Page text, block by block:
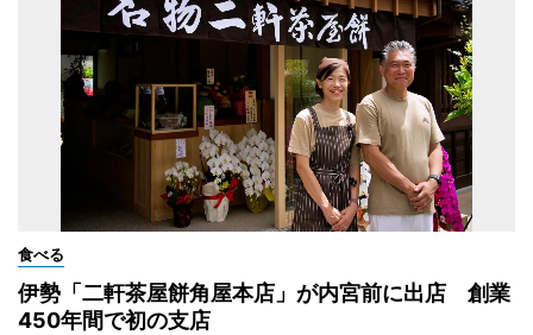
食べる
伊勢「二軒茶屋餅角屋本店」が内宮前に出店 創業
450年間で初の支店